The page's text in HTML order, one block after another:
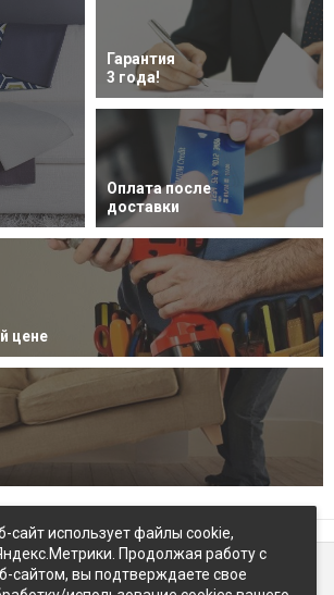
Гарантия
3 года!
Оплата после
доставки
цене
ул Восточное-шоссе, д.5
сайт использует файлы cookie,
Продолжая работу с
сайтом, вы подтверждаете свое